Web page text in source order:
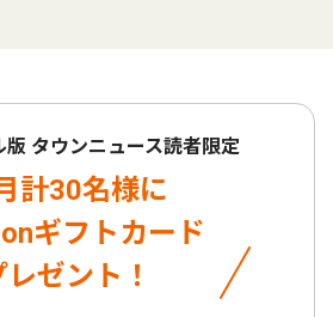
版 タウンニュース読者限定
計30名様に
ギフトカード
レゼント！